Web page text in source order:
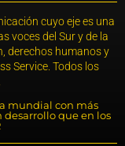
cuyo eje es una
voces del Sur y de la
derechos humanos y
Service. Todos los
mundial con más
desarrollo que en los